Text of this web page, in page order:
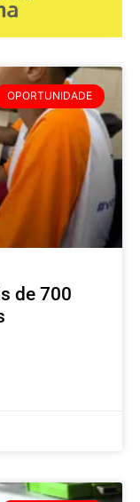
OPORTUNIDADE
de 700